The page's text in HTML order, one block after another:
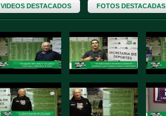
VIDEOS DESTACADOS FOTOS DESTACADAS